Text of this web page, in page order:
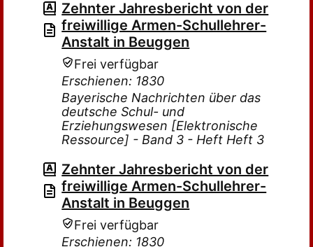
Zehnter Jahresbericht von der
freiwillige Armen-Schullehrer-
Anstalt in Beuggen
Frei verfügbar
Erschienen: 1830
Bayerische Nachrichten über das
deutsche Schul- und
Erziehungswesen [Elektronische
Ressource] - Band 3 - Heft Heft 3
Zehnter Jahresbericht von der
freiwillige Armen-Schullehrer-
Anstalt in Beuggen
Frei verfügbar
Erschienen: 1830